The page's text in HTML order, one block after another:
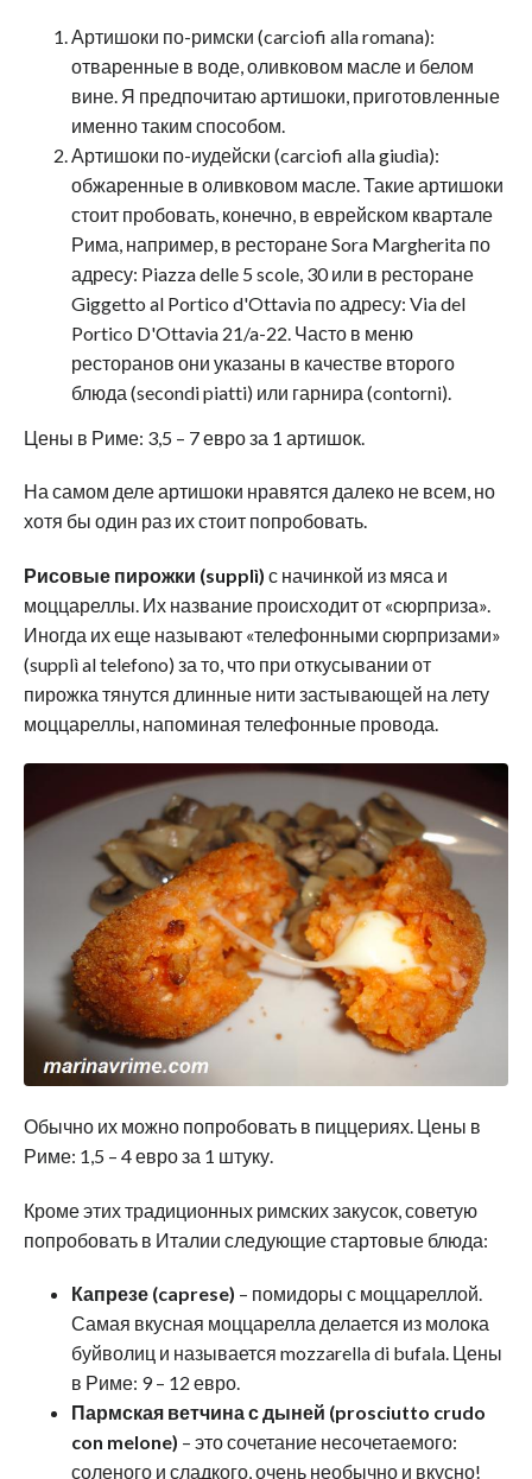
Артишоки по-римски (carciofi alla romana):
отваренные в воде, оливковом масле и белом
вине. Я предпочитаю артишоки, приготовленные
именно таким способом.
Артишоки по-иудейски (carciofi alla giudìa):
обжаренные в оливковом масле. Такие артишоки
стоит пробовать, конечно, в еврейском квартале
Рима, например, в ресторане Sora Margherita по
адресу: Piazza delle 5 scole, 30 или в ресторане
Giggetto al Portico d'Ottavia по адресу: Via del
Portico D'Ottavia 21/a-22. Часто в меню
ресторанов они указаны в качестве второго
блюда (secondi piatti) или гарнира (contorni).
Цены в Риме: 3,5 – 7 евро за 1 артишок.
На самом деле артишоки нравятся далеко не всем, но
хотя бы один раз их стоит попробовать.
Рисовые пирожки (supplì) с начинкой из мяса и
моццареллы. Их название происходит от «сюрприза».
Иногда их еще называют «телефонными сюрпризами»
(supplì al telefono) за то, что при откусывании от
пирожка тянутся длинные нити застывающей на лету
моццареллы, напоминая телефонные провода.
Обычно их можно попробовать в пиццериях. Цены в
Риме: 1,5 – 4 евро за 1 штуку.
Кроме этих традиционных римских закусок, советую
попробовать в Италии следующие стартовые блюда:
Капрезе (caprese) – помидоры с моццареллой.
Самая вкусная моццарелла делается из молока
буйволиц и называется mozzarella di bufala. Цены
в Риме: 9 – 12 евро.
Пармская ветчина с дыней (prosciutto crudo
con melone) – это сочетание несочетаемого:
соленого и сладкого, очень необычно и вкусно!